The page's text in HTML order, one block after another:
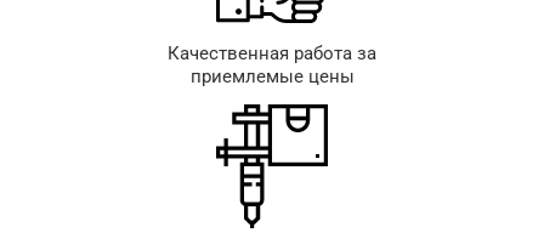
Качественная работа за
приемлемые цены